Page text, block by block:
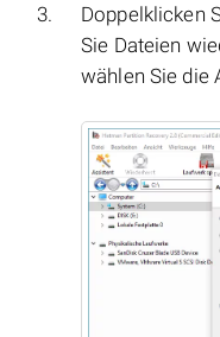
Doppelklicken
Sie Dateien
wählen Sie die